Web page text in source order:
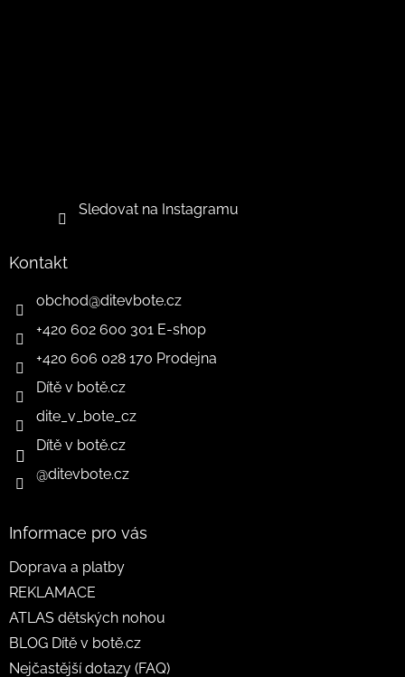
Sledovat na Instagramu
Kontakt
obchod@ditevbote.cz
+420 602 600 301 E-shop
+420 606 028 170 Prodejna
Dítě v botě.cz
dite_v_bote_cz
Dítě v botě.cz
@ditevbote.cz
Informace pro vás
Doprava a platby
REKLAMACE
ATLAS dětských nohou
BLOG Dítě v botě.cz
Nejčastější dotazy (FAQ)